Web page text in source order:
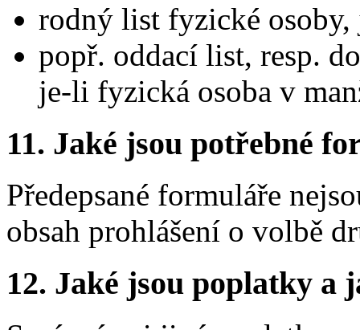
rodný list fyzické osoby,
popř. oddací list, resp.
je-li fyzická osoba v
11. Jaké jsou potřebné
Předepsané formuláře
obsah prohlášení o volbě
12. Jaké jsou poplatky a